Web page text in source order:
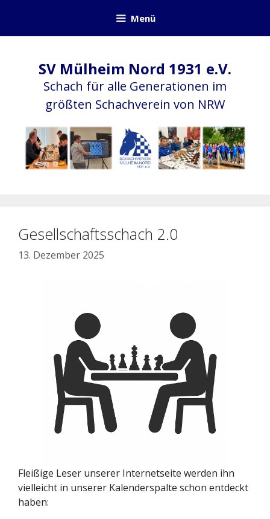
springen
Menü
SV Mülheim Nord 1931 e.V.
Schach für alle Generationen im
größten Schachverein von NRW
Gesellschaftsschach 2.0
13. Dezember 2025
Fleißige Leser unserer Internetseite werden ihn
vielleicht in unserer Kalenderspalte schon entdeckt
haben: